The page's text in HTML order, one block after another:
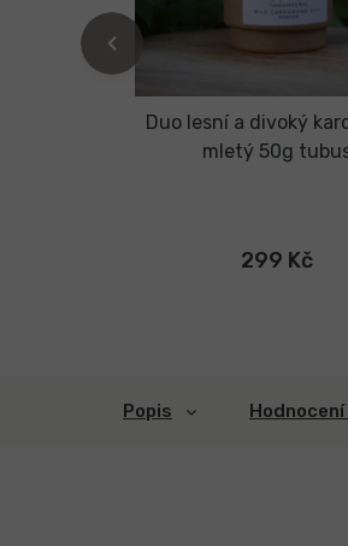
Duo lesní a divoký
mletý 50g
299 Kč
Popis Hodnocení